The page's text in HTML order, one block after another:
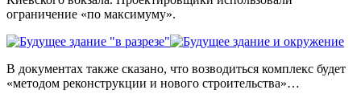
ограничение «по максимуму».
В документах также сказано, что возводиться комплекс будет
«методом реконструкции и нового строительства»…